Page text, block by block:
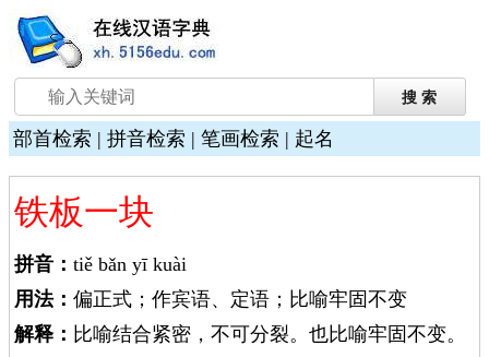
部首检索 | 拼音检索 | 笔画检索 | 起名
铁板一块
拼音： tiě bǎn yī kuài
用法： 偏正式；作宾语、定语；比喻牢固不变
解释： 比喻结合紧密，不可分裂。也比喻牢固不变。